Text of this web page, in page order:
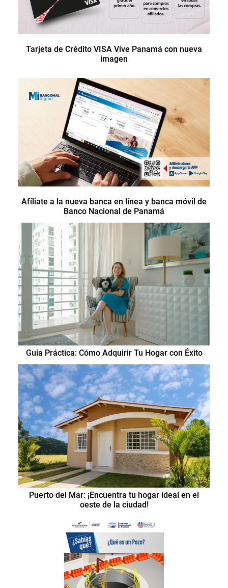
Tarjeta de Crédito VISA Vive Panamá con nueva
imagen
Afíliate a la nueva banca en línea y banca móvil de
Banco Nacional de Panamá
Guía Práctica: Cómo Adquirir Tu Hogar con Éxito
Puerto del Mar: ¡Encuentra tu hogar ideal en el
oeste de la ciudad!